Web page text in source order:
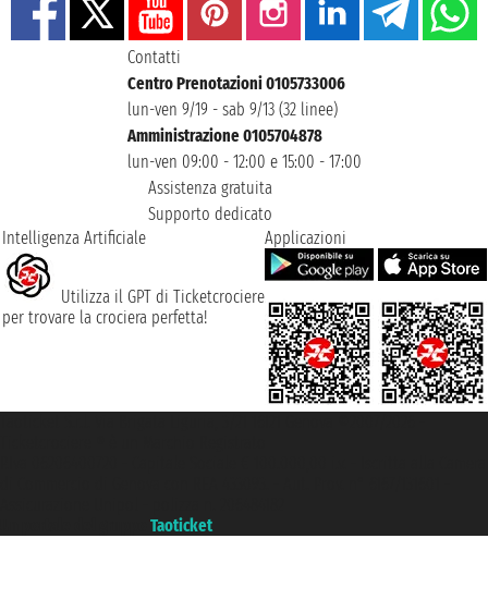
Contatti
Centro Prenotazioni 0105733006
lun-ven 9/19 - sab 9/13 (32 linee)
Amministrazione 0105704878
lun-ven 09:00 - 12:00 e 15:00 - 17:00
Assistenza gratuita
Supporto dedicato
Intelligenza Artificiale
Utilizza il GPT di Ticketcrociere
per trovare la crociera perfetta!
Applicazioni
Taoticket